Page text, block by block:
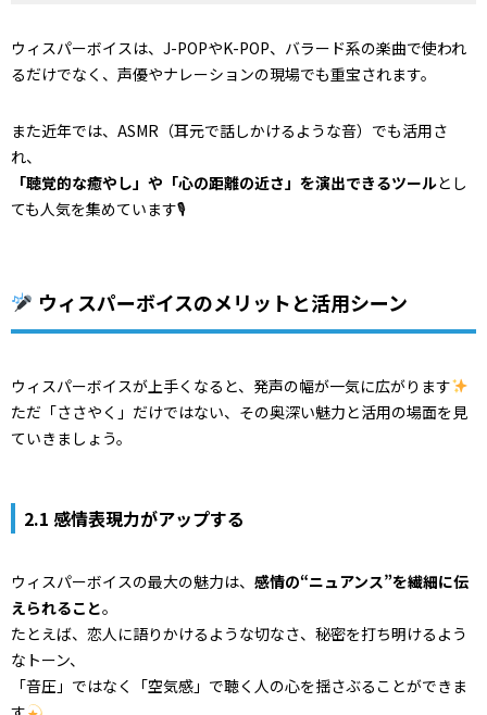
ウィスパーボイスは、J-POPやK-POP、バラード系の楽曲で使われ
るだけでなく、声優やナレーションの現場でも重宝されます。
また近年では、ASMR（耳元で話しかけるような音）でも活用さ
れ、
「聴覚的な癒やし」や「心の距離の近さ」を演出できるツールとし
ても人気を集めています🎙
ウィスパーボイスのメリットと活用シーン
ウィスパーボイスが上手くなると、発声の幅が一気に広がります
ただ「ささやく」だけではない、その奥深い魅力と活用の場面を見
ていきましょう。
2.1 感情表現力がアップする
ウィスパーボイスの最大の魅力は、 感情の“ニュアンス”を繊細に伝
えられること。
たとえば、恋人に語りかけるような切なさ、秘密を打ち明けるよう
なトーン、
「音圧」ではなく「空気感」で聴く人の心を揺さぶることができま